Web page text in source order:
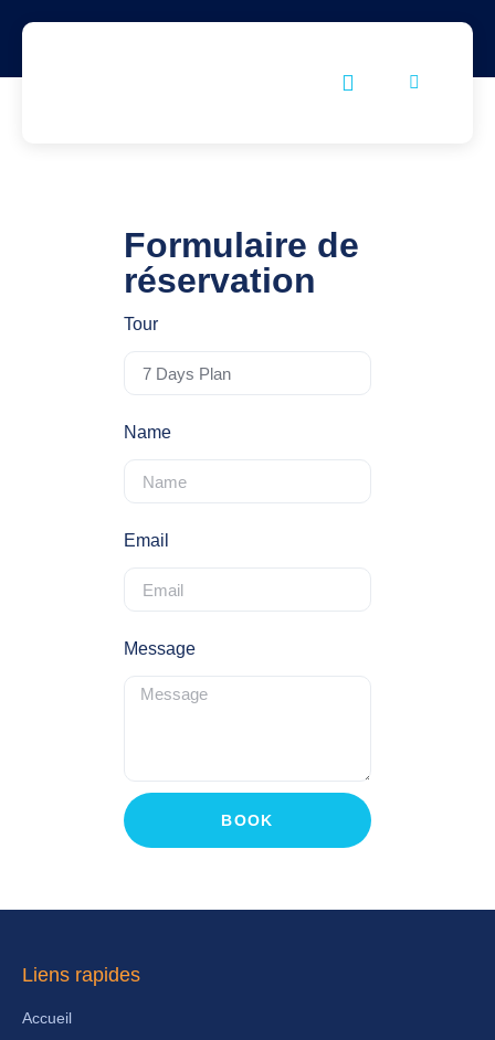
Formulaire de
réservation
Tour
Name
Email
Message
BOOK
Liens rapides
Accueil